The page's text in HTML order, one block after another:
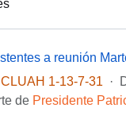
a reunión
1-13-7-31
·
de Presidente